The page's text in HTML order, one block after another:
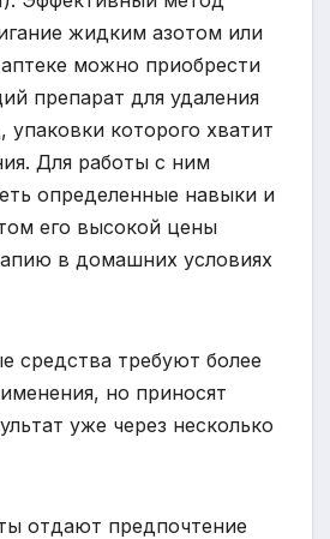
жидким азотом или
можно приобрести
препарат для удаления
которого хватит
Для работы с ним
определенные навыки и
его высокой цены
в домашних условиях
средства требуют более
но приносят
уже через несколько
отдают предпочтение